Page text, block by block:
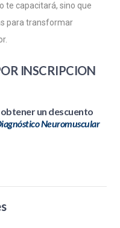
te capacitará, sino que
para transformar
INSCRIPCION
un descuento
Neuromuscular